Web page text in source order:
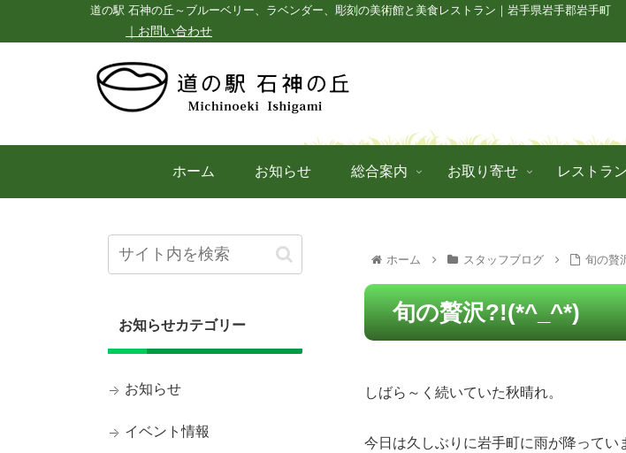
道の駅 石神の丘～ブルーベリー、ラベンダー、彫刻の美術館と美食レストラン｜岩手県岩手郡岩手町
｜お問い合わせ
ホーム お知らせ 総合案内 お取り寄せ レストラ
ホーム スタッフブログ 旬の贅
旬の贅沢?!(*^_^*)
しばら～く続いていた秋晴れ。
今日は久しぶりに岩手町に雨が降ってい
お知らせカテゴリー
お知らせ
イベント情報